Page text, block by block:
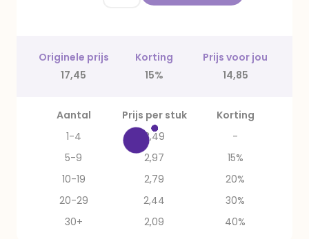
Originele prijs Korting
Prijs voor jou
17,45
15% 14,85
Aantal Prijs per stuk
Korting
1-4
3,49
-
5-9
2,97
15%
10-19
2,79
20%
20-29
2,44
30%
30+
2,09 40%